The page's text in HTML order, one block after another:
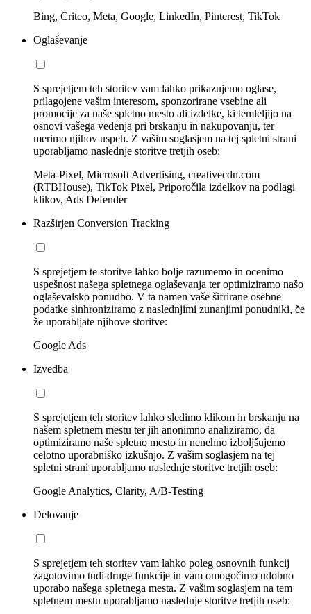
Bing, Criteo, Meta, Google, LinkedIn, Pinterest, TikTok
Oglaševanje
S sprejetjem teh storitev vam lahko prikazujemo oglase,
prilagojene vašim interesom, sponzorirane vsebine ali
promocije za naše spletno mesto ali izdelke, ki temleljijo na
osnovi vašega vedenja pri brskanju in nakupovanju, ter
merimo njihov uspeh. Z vašim soglasjem na tej spletni strani
uporabljamo naslednje storitve tretjih oseb:
Meta-Pixel, Microsoft Advertising, creativecdn.com
(RTBHouse), TikTok Pixel, Priporočila izdelkov na podlagi
klikov, Ads Defender
Razširjen Conversion Tracking
S sprejetjem te storitve lahko bolje razumemo in ocenimo
uspešnost našega spletnega oglaševanja ter optimiziramo našo
oglaševalsko ponudbo. V ta namen vaše šifrirane osebne
podatke sinhroniziramo z naslednjimi zunanjimi ponudniki, če
že uporabljate njihove storitve:
Google Ads
Izvedba
S sprejetjem teh storitev lahko sledimo klikom in brskanju na
našem spletnem mestu ter jih anonimno analiziramo, da
optimiziramo naše spletno mesto in nenehno izboljšujemo
celotno uporabniško izkušnjo. Z vašim soglasjem na tej
spletni strani uporabljamo naslednje storitve tretjih oseb:
Google Analytics, Clarity, A/B-Testing
Delovanje
S sprejetjem teh storitev vam lahko poleg osnovnih funkcij
zagotovimo tudi druge funkcije in vam omogočimo udobno
uporabo našega spletnega mesta. Z vašim soglasjem na tem
spletnem mestu uporabljamo naslednje storitve tretjih oseb: